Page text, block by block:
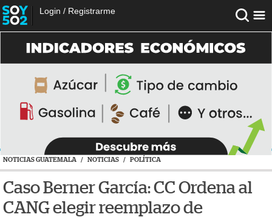
Login / Registrarme
NOTICIAS GUATEMALA / NOTICIAS / POLÍTICA
Caso Berner García: CC Ordena al
CANG elegir reemplazo de